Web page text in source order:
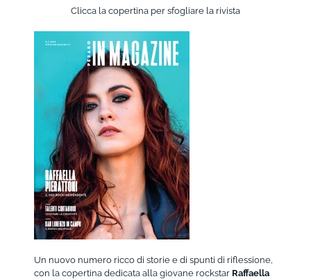
Clicca la copertina per sfogliare la rivista
Un nuovo numero ricco di storie e di spunti di riflessione,
con la copertina dedicata alla giovane rockstar Raffaella